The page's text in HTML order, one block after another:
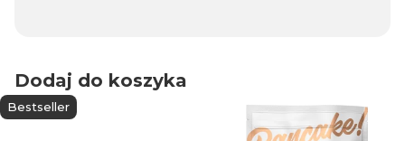
Dodaj do koszyka
Bestseller